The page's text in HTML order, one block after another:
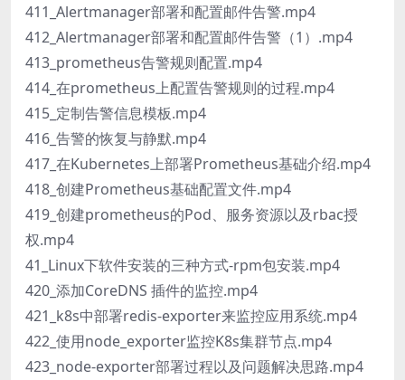
411_Alertmanager部署和配置邮件告警.mp4
412_Alertmanager部署和配置邮件告警（1）.mp4
413_prometheus告警规则配置.mp4
414_在prometheus上配置告警规则的过程.mp4
415_定制告警信息模板.mp4
416_告警的恢复与静默.mp4
417_在Kubernetes上部署Prometheus基础介绍.mp4
418_创建Prometheus基础配置文件.mp4
419_创建prometheus的Pod、服务资源以及rbac授
权.mp4
41_Linux下软件安装的三种方式-rpm包安装.mp4
420_添加CoreDNS 插件的监控.mp4
421_k8s中部署redis-exporter来监控应用系统.mp4
422_使用node_exporter监控K8s集群节点.mp4
423_node-exporter部署过程以及问题解决思路.mp4